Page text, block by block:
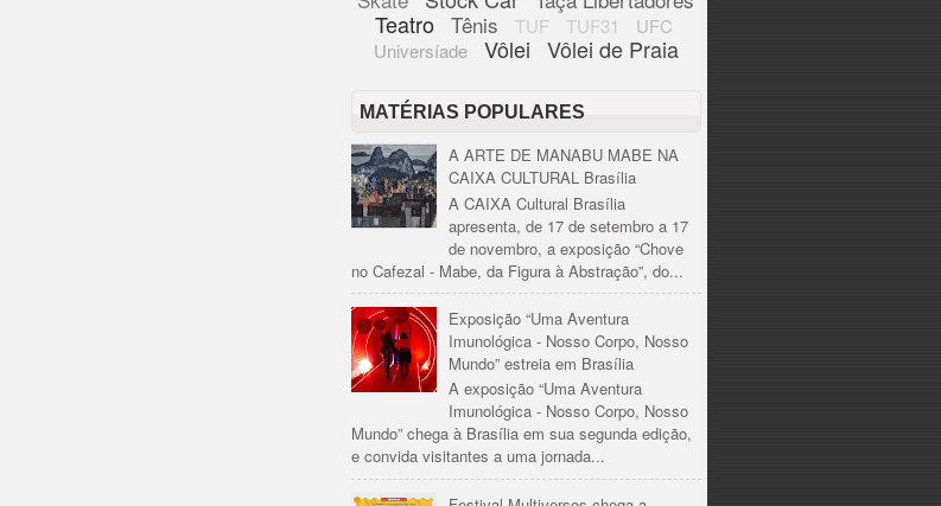
Teatro Tênis TUF TUF31
UFC
Universíade
Vôlei Vôlei de Praia
MATÉRIAS POPULARES
A ARTE DE MANABU MABE NA
CAIXA CULTURAL Brasília
A CAIXA Cultural Brasília
apresenta, de 17 de setembro a 17
de novembro, a exposição “Chove
no Cafezal - Mabe, da Figura à Abstração”, do...
Exposição “Uma Aventura
Imunológica - Nosso Corpo, Nosso
Mundo” estreia em Brasília
A exposição “Uma Aventura
Imunológica - Nosso Corpo, Nosso
Mundo” chega à Brasília em sua segunda edição,
e convida visitantes a uma jornada...